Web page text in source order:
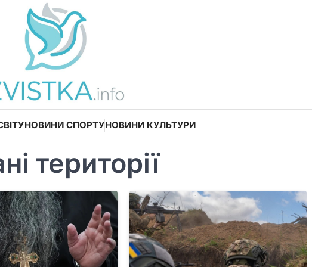
НОВИНИ СПОРТУНОВИНИ КУЛЬТУРИ
території